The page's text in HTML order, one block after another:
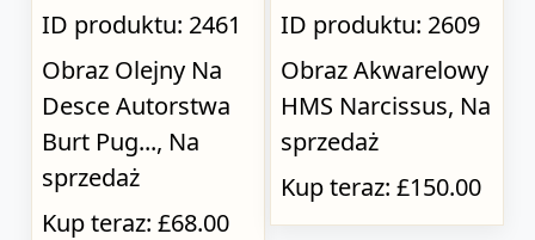
ID produktu: 2461
Obraz Olejny Na
Desce Autorstwa
Burt Pug..., Na
sprzedaż
Kup teraz: £68.00
ID produktu: 2609
Obraz Akwarelowy
HMS Narcissus, Na
sprzedaż
Kup teraz: £150.00